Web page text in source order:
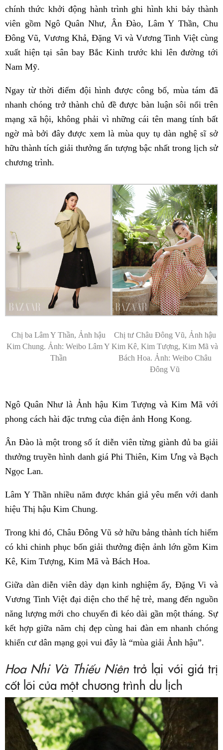
chính thức khởi động hành trình ghi hình khi bảy thành
viên gồm Ngô Quân Như, Ân Đào, Lâm Y Thần, Chu
Đông Vũ, Vương Khả, Đặng Vi và Vương Tinh Việt cùng
xuất hiện tại sân bay Bắc Kinh trước khi lên đường tới
Nam Mỹ.
Ngay từ thời điểm đội hình được công bố, mùa tám đã
nhanh chóng trở thành chủ đề được bàn luận sôi nổi trên
mạng xã hội, không phải vì những cái tên mang tính bất
ngờ mà bởi đây được xem là mùa quy tụ dàn nghệ sĩ sở
hữu thành tích giải thưởng ấn tượng bậc nhất trong lịch sử
chương trình.
Chị ba Lâm Y Thần, Ảnh hậu
Kim Chung. Ảnh: Weibo Lâm Y
Thần
Chị tư Châu Đông Vũ, Ảnh hậu
Kim Kê, Kim Tượng, Kim Mã và
Bách Hoa. Ảnh: Weibo Châu
Đông Vũ
Ngô Quân Như là Ảnh hậu Kim Tượng và Kim Mã với
phong cách hài đặc trưng của điện ảnh Hong Kong.
Ân Đào là một trong số ít diễn viên từng giành đủ ba giải
thưởng truyền hình danh giá Phi Thiên, Kim Ưng và Bạch
Ngọc Lan.
Lâm Y Thần nhiều năm được khán giả yêu mến với danh
hiệu Thị hậu Kim Chung.
Trong khi đó, Châu Đông Vũ sở hữu bảng thành tích hiếm
có khi chinh phục bốn giải thưởng điện ảnh lớn gồm Kim
Kê, Kim Tượng, Kim Mã và Bách Hoa.
Giữa dàn diễn viên dày dạn kinh nghiệm ấy, Đặng Vi và
Vương Tinh Việt đại diện cho thế hệ trẻ, mang đến nguồn
năng lượng mới cho chuyến đi kéo dài gần một tháng. Sự
kết hợp giữa năm chị đẹp cùng hai đàn em nhanh chóng
khiến cư dân mạng gọi vui đây là “mùa giải Ảnh hậu”.
Hoa Nhi Và Thiếu Niêntrở lại với giá trị
cốt lõi của một chương trình du lịch